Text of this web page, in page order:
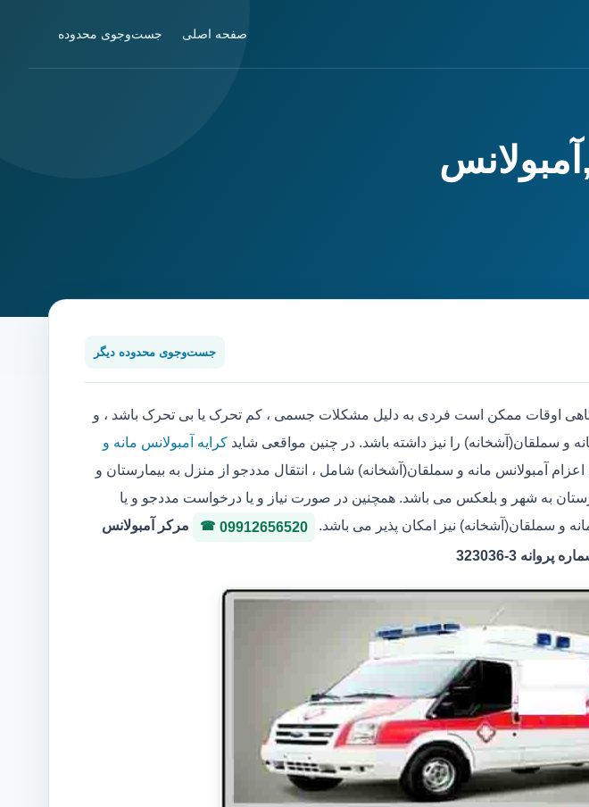
صفحه اصلی جست‌وجوی محدوده
جست‌وجوی محدوده دیگر
اوقات ممکن است فردی به دلیل مشکلات جسمی ، کم تحرک یا بی تحرک باشد ، و
و سملقان(آشخانه) را نیز داشته باشد. در چنین مواقعی شاید کرایه آمبولانس مانه و
آمبولانس مانه و سملقان(آشخانه) شامل ، انتقال مددجو از منزل به بیمارستان و
به شهر و بلعکس می باشد. همچنین در صورت نیاز و یا درخواست مددجو و یا
و سملقان(آشخانه) نیز امکان پذیر می باشد.
09912656520
مرکر آمبولانس